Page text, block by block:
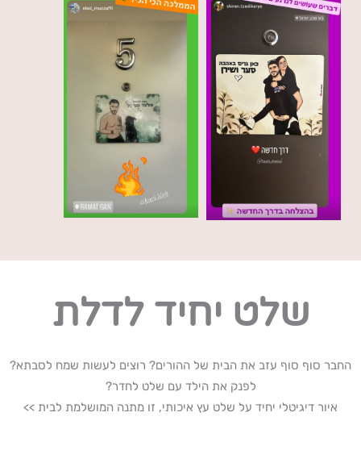
שלט יחיד לדלת
החבר סוף סוף עזב את הבית של ההורים? רוצים לעשות שמח לסבתא?
לפנק את הילד עם שלט לחדר?
איור דיגיטלי יחיד על שלט עץ איכותי, זו מתנה המושלמת לבית >>